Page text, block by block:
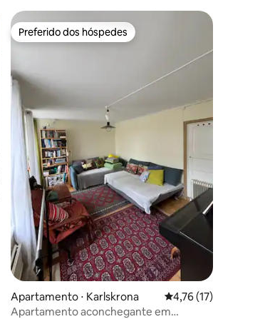
avaliação média de 5, 72 avaliações
Preferido dos hóspedes
Preferido dos hóspedes
Apartamento ⋅ Karlskrona 4,76 de uma
4,76 (17)
Apartamento aconchegante em